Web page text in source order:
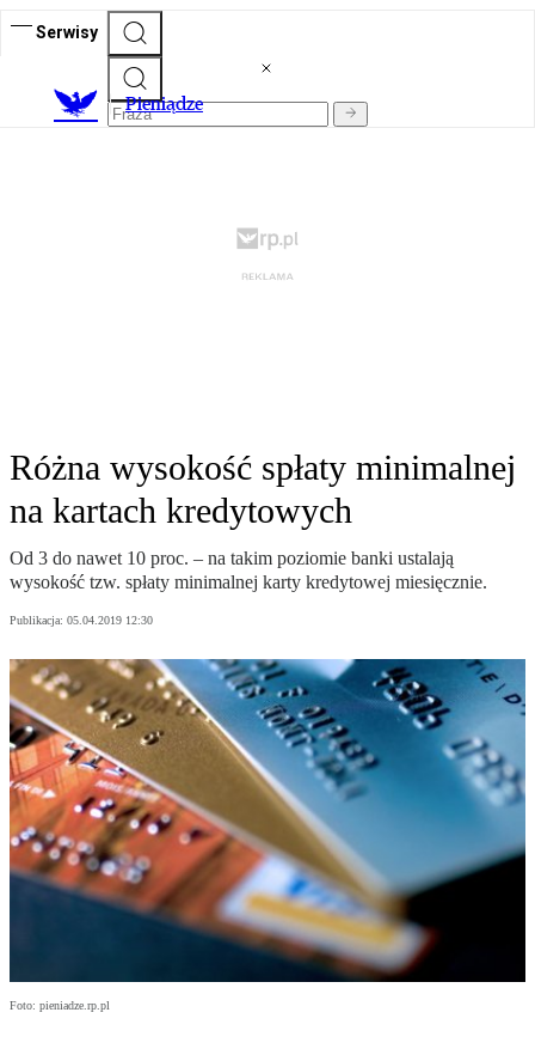
Serwisy
Pieniądze
Różna wysokość spłaty minimalnej
na kartach kredytowych
Od 3 do nawet 10 proc. – na takim poziomie banki ustalają
wysokość tzw. spłaty minimalnej karty kredytowej miesięcznie.
Publikacja: 05.04.2019 12:30
Foto: pieniadze.rp.pl